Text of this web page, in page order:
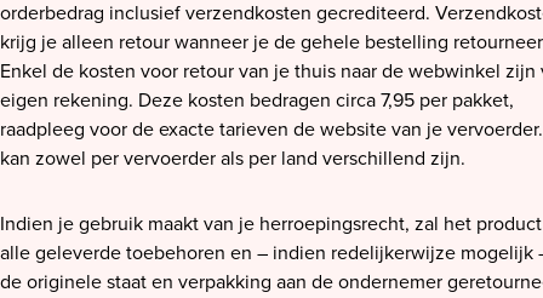
orderbedrag inclusief verzendkosten gecrediteerd.
krijg je alleen retour wanneer je de gehele bestelling
Enkel de kosten voor retour van je thuis naar de webwinkel zijn
eigen rekening. Deze kosten bedragen circa 7,95 per pakket,
raadpleeg voor de exacte tarieven de website van je
kan zowel per vervoerder als per land verschillend zijn.
Indien je gebruik maakt van je herroepingsrecht, zal het
alle geleverde toebehoren en – indien redelijkerwijze mogelijk
de originele staat en verpakking aan de ondernemer